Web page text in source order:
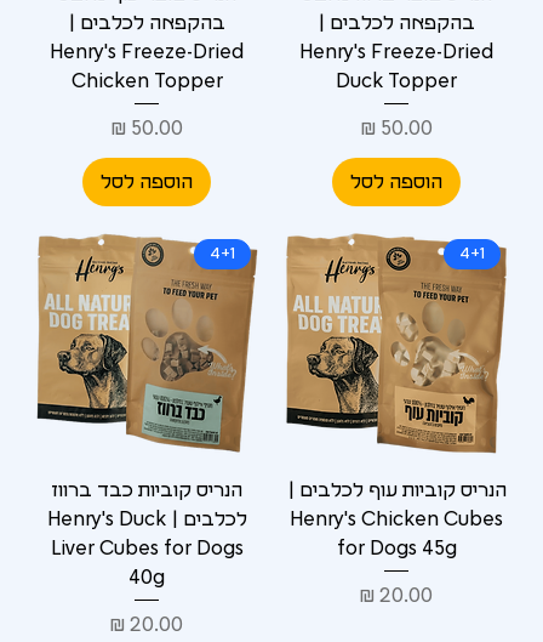
בהקפאה לכלבים |
Henry's Freeze-Dried
Duck Topper
מחיר
הוספה לסל
בהקפאה לכלבים |
Henry's Freeze-Dried
Chicken Topper
מחיר
הוספה לסל
4+1
הנריס קוביות עוף לכלבים |
Henry's Chicken Cubes
for Dogs 45g
מחיר
4+1
הנריס קוביות כבד ברווז
לכלבים | Henry's Duck
Liver Cubes for Dogs
40g
מחיר